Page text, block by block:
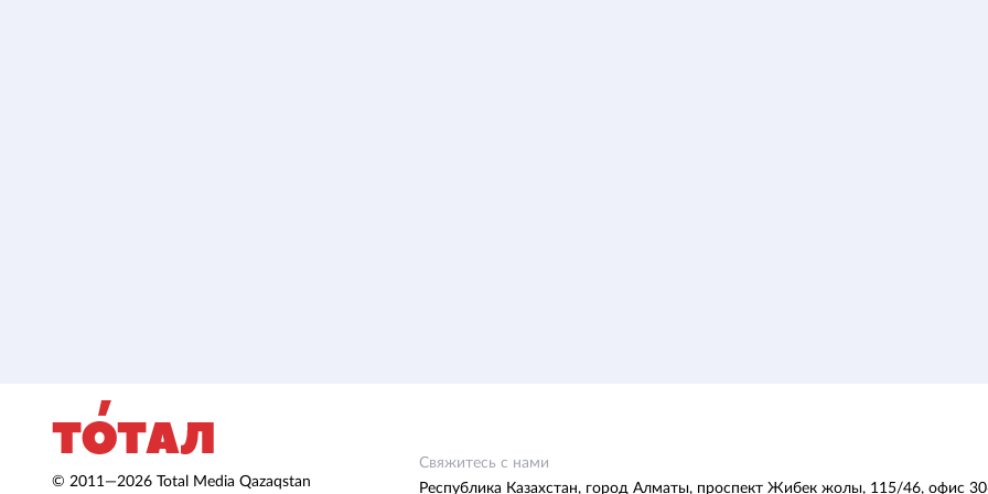
© 2011—2026 Total Media Qazaqstan
Свяжитесь с нами
Республика Казахстан, город Алматы, проспект Жибек жолы, 115/46, офис